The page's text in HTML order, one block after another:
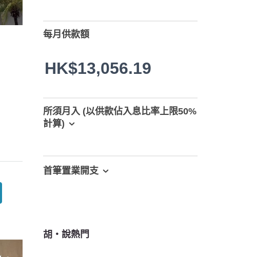
每月供款額
HK$13,056.19
所須月入 (以供款佔入息比率上限50%
計算)
首筆置業開支
胡‧說熱門